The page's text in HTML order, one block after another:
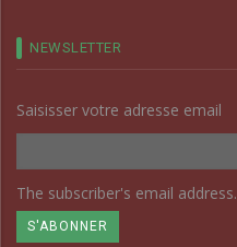
NEWSLETTER
Saisisser votre adresse email
The subscriber's email address.